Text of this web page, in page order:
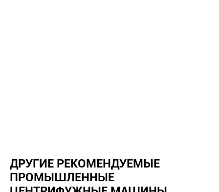
ДРУГИЕ РЕКОМЕНДУЕМЫЕ
ПРОМЫШЛЕННЫЕ